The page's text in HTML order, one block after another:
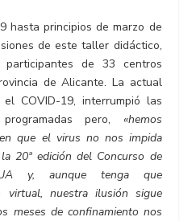
hasta principios de marzo de
de este taller didáctico,
de 33 centros
de Alicante. La actual
COVID-19, interrumpió las
pero, «hemos
que el virus no nos impida
20ª edición del Concurso de
y, aunque tenga que
virtual, nuestra ilusión sigue
meses de confinamiento nos